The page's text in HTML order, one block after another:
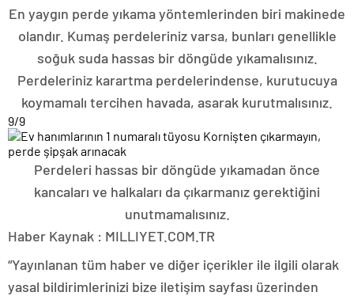
En yaygın perde yıkama yöntemlerinden biri makinede
olandır. Kumaş perdeleriniz varsa, bunları genellikle
soğuk suda hassas bir döngüde yıkamalısınız.
Perdeleriniz karartma perdelerindense, kurutucuya
koymamalı tercihen havada, asarak kurutmalısınız.
9/9
Perdeleri hassas bir döngüde yıkamadan önce
kancaları ve halkaları da çıkarmanız gerektiğini
unutmamalısınız.
Haber Kaynak : MILLIYET.COM.TR
“Yayınlanan tüm haber ve diğer içerikler ile ilgili olarak
yasal bildirimlerinizi bize iletişim sayfası üzerinden